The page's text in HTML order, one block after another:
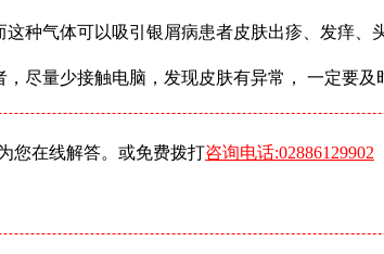
种气体可以吸引银屑病患者皮肤出疹、发痒、
尽量少接触电脑，发现皮肤有异常， 一定要及
您在线解答。或免费拨打咨询电话:02886129902